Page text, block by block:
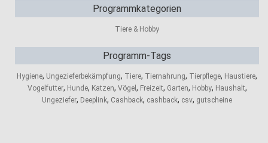
Programmkategorien
Tiere & Hobby
Programm-Tags
Hygiene, Ungezieferbekämpfung, Tiere, Tiernahrung, Tierpflege, Haustiere,
Vogelfutter, Hunde, Katzen, Vögel , Freizeit, Garten, Hobby, Haushalt,
Ungeziefer, Deeplink, Cashback, cashback, csv, gutscheine